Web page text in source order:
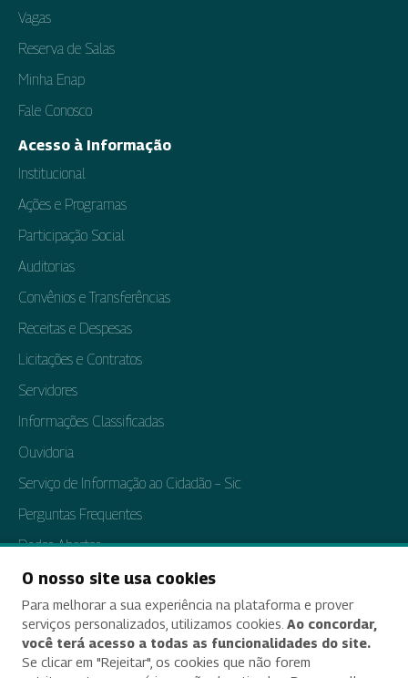
Vagas
Reserva de Salas
Minha Enap
Fale Conosco
Acesso à Informação
Institucional
Ações e Programas
Participação Social
Auditorias
Convênios e Transferências
Receitas e Despesas
Licitações e Contratos
Servidores
Informações Classificadas
Ouvidoria
Serviço de Informação ao Cidadão – Sic
Perguntas Frequentes
Dados Abertos
Tratamento de Dados Pessoais
Transparência e Prestação de Contas
O nosso site usa cookies
Para melhorar a sua experiência na plataforma e prover
serviços personalizados, utilizamos cookies. Ao concordar,
você terá acesso a todas as funcionalidades do site.
Se clicar em "Rejeitar", os cookies que não forem